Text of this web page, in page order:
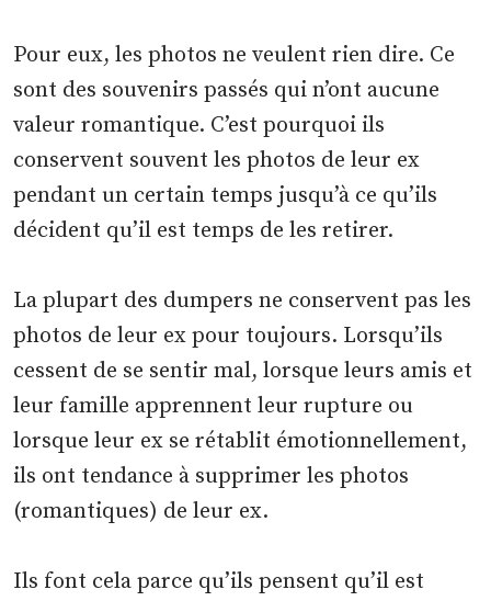
Pour eux, les photos ne veulent rien dire. Ce
sont des souvenirs passés qui n’ont aucune
valeur romantique. C’est pourquoi ils
conservent souvent les photos de leur ex
pendant un certain temps jusqu’à ce qu’ils
décident qu’il est temps de les retirer.
La plupart des dumpers ne conservent pas les
photos de leur ex pour toujours. Lorsqu’ils
cessent de se sentir mal, lorsque leurs amis et
leur famille apprennent leur rupture ou
lorsque leur ex se rétablit émotionnellement,
ils ont tendance à supprimer les photos
(romantiques) de leur ex.
Ils font cela parce qu’ils pensent qu’il est